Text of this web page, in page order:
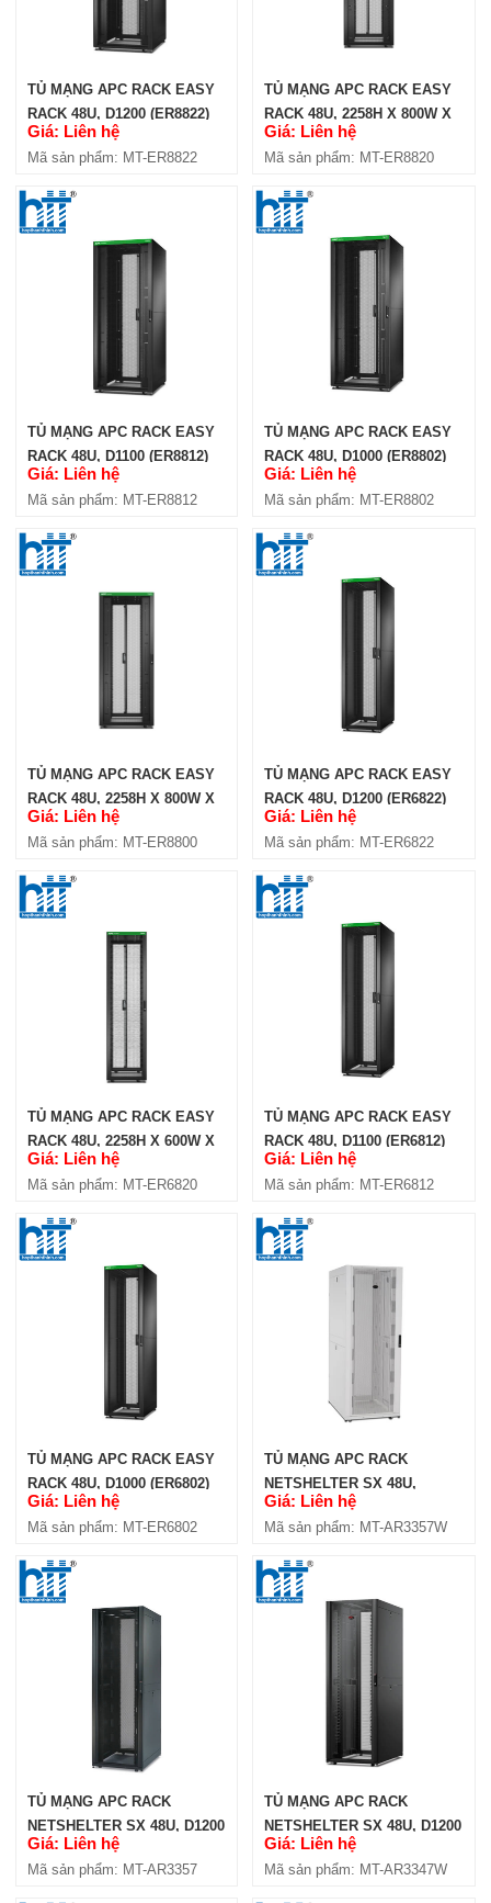
TỦ MẠNG APC RACK EASY
RACK 48U, D1200 (ER8822)
Giá: Liên hệ
Mã sản phẩm: MT-ER8822
TỦ MẠNG APC RACK EASY
RACK 48U, 2258H X 800W X
1200D MM (ER8820)
Giá: Liên hệ
Mã sản phẩm: MT-ER8820
TỦ MẠNG APC RACK EASY
RACK 48U, D1100 (ER8812)
Giá: Liên hệ
Mã sản phẩm: MT-ER8812
TỦ MẠNG APC RACK EASY
RACK 48U, D1000 (ER8802)
Giá: Liên hệ
Mã sản phẩm: MT-ER8802
TỦ MẠNG APC RACK EASY
RACK 48U, 2258H X 800W X
1000D MM (ER8800)
Giá: Liên hệ
Mã sản phẩm: MT-ER8800
TỦ MẠNG APC RACK EASY
RACK 48U, D1200 (ER6822)
Giá: Liên hệ
Mã sản phẩm: MT-ER6822
TỦ MẠNG APC RACK EASY
RACK 48U, 2258H X 600W X
1200D MM (ER6820)
Giá: Liên hệ
Mã sản phẩm: MT-ER6820
TỦ MẠNG APC RACK EASY
RACK 48U, D1100 (ER6812)
Giá: Liên hệ
Mã sản phẩm: MT-ER6812
TỦ MẠNG APC RACK EASY
RACK 48U, D1000 (ER6802)
Giá: Liên hệ
Mã sản phẩm: MT-ER6802
TỦ MẠNG APC RACK
NETSHELTER SX 48U,
D1200, CỬA LƯỚI, MÀU
TRẮNG (AR3357W)
Giá: Liên hệ
Mã sản phẩm: MT-AR3357W
TỦ MẠNG APC RACK
NETSHELTER SX 48U, D1200
(AR3357)
Giá: Liên hệ
Mã sản phẩm: MT-AR3357
TỦ MẠNG APC RACK
NETSHELTER SX 48U, D1200
(AR3347W)
Giá: Liên hệ
Mã sản phẩm: MT-AR3347W